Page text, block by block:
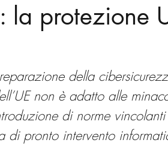
Taiwan
la protezione
della
non è adatto alle
di norme
di pronto intervento